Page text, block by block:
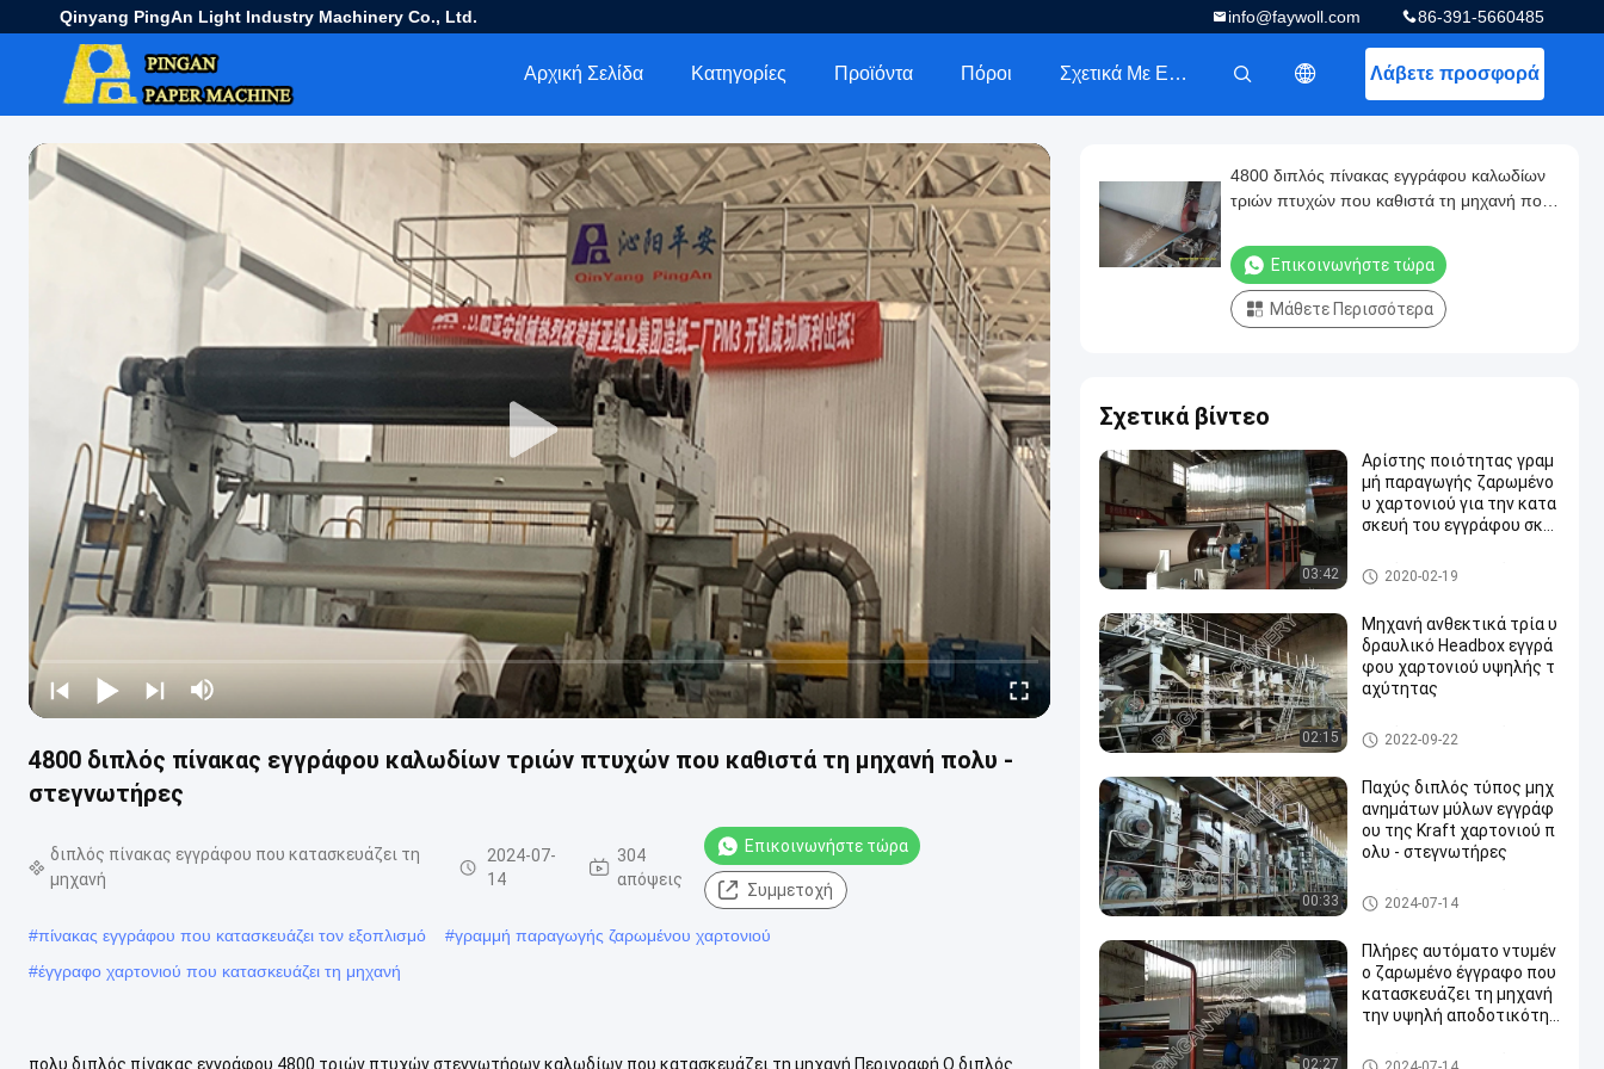
Qinyang PingAn Light Industry Machinery Co., Ltd. 86-391-5660485
info@faywoll.com
Λάβετε προσφορά
Αρχική Σελίδα Κατηγορίες Προϊόντα Πόροι Σχετικά Με Εμάς
4800 διπλός πίνακας εγγράφου καλωδίων τριών πτυχών που καθιστά τη μηχανή πολυ -
στεγνωτήρες
διπλός πίνακας εγγράφου που κατασκευάζει τη
μηχανή
2024-07-
14
304
απόψεις
Επικοινωνήστε τώρα
Συμμετοχή
#πίνακας εγγράφου που κατασκευάζει τον εξοπλισμό #γραμμή παραγωγής ζαρωμένου χαρτονιού
#έγγραφο χαρτονιού που κατασκευάζει τη μηχανή
πολυ διπλός πίνακας εγγράφου 4800 τριών πτυχών στεγνωτήρων καλωδίων που κατασκευάζει τη μηχανή Περιγραφή Ο διπλός
4800 διπλός πίνακας εγγράφου καλωδίων
τριών πτυχών που καθιστά τη μηχανή πολυ
Επικοινωνήστε τώρα
Μάθετε Περισσότερα
Σχετικά βίντεο
03:42
Αρίστης ποιότητας γραμ
μή παραγωγής ζαρωμένο
υ χαρτονιού για την κατα
σκευή του εγγράφου σκα
ς
διπλός πίνακας εγγράφου πο
υ κατασκευάζει τη μηχανή
2020-02-19
02:15
Μηχανή ανθεκτικά τρία υ
δραυλικό Headbox εγγρά
φου χαρτονιού υψηλής τ
αχύτητας
διπλός πίνακας εγγράφου πο
υ κατασκευάζει τη μηχανή
2022-09-22
00:33
Παχύς διπλός τύπος μηχ
ανημάτων μύλων εγγράφ
ου της Kraft χαρτονιού π
ολυ - στεγνωτήρες
διπλός πίνακας εγγράφου πο
υ κατασκευάζει τη μηχανή
2024-07-14
02:27
Πλήρες αυτόματο ντυμέν
ο ζαρωμένο έγγραφο που
κατασκευάζει τη μηχανή
την υψηλή αποδοτικότητ
διπλός πίνακας εγγράφου πο